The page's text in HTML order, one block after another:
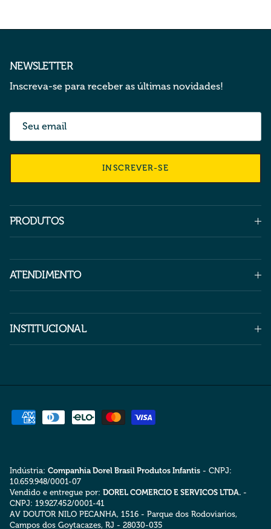
NEWSLETTER
Inscreva-se para receber as últimas novidades!
INSCREVER-SE
PRODUTOS
ATENDIMENTO
INSTITUCIONAL
Indústria: Companhia Dorel Brasil Produtos Infantis - CNPJ:
10.659.948/0001-07
Vendido e entregue por: DOREL COMERCIO E SERVICOS LTDA. -
CNPJ: 19.927.452/0001-41
AV DOUTOR NILO PECANHA, 1516 - Parque dos Rodoviarios,
Campos dos Goytacazes, RJ - 28030-035